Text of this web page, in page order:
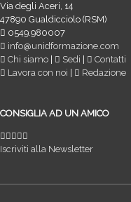
Via degli Aceri, 14
47890 Gualdicciolo (RSM)
0549.980007
info@unidformazione.com
Chi siamo
Sedi
Contatti
Lavora con noi
Redazione
CONSIGLIA AD UN AMICO
Iscriviti alla Newsletter